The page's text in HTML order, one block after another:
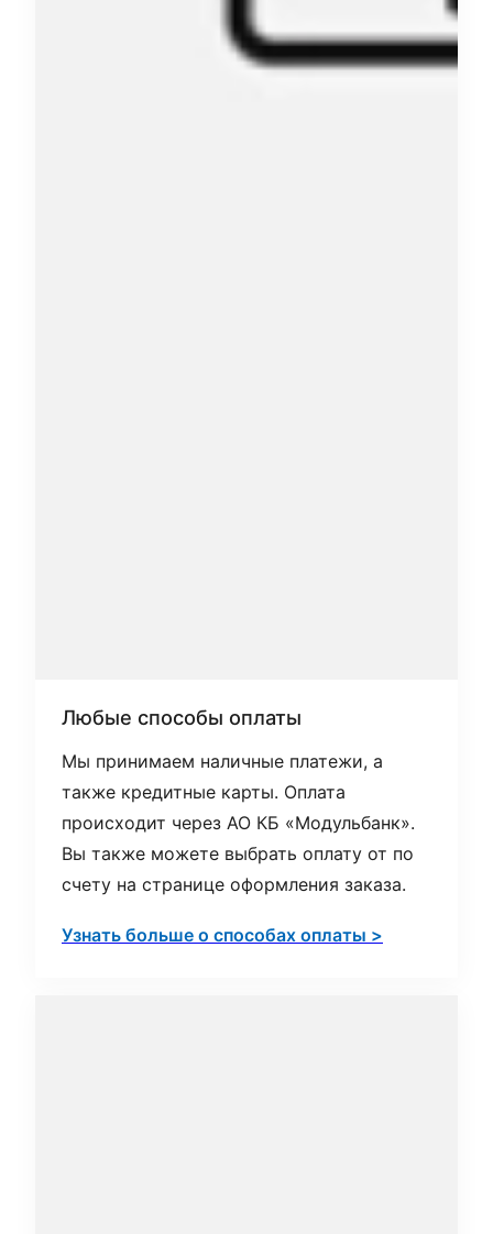
Любые способы оплаты
Мы принимаем наличные платежи, а
также кредитные карты. Оплата
происходит через АО КБ «Модульбанк».
Вы также можете выбрать оплату от по
счету на странице оформления заказа.
Узнать больше о способах оплаты >